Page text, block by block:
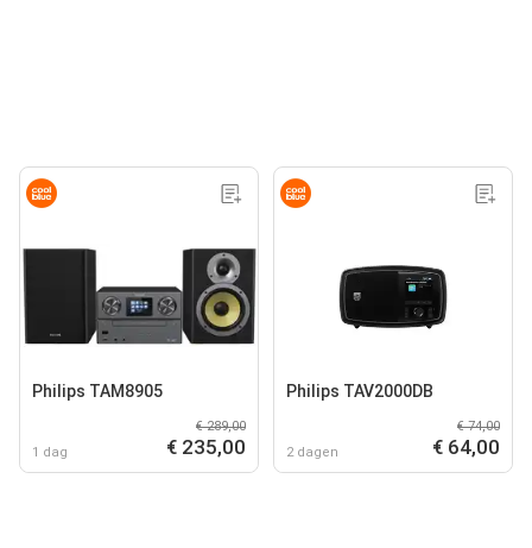
Philips TAM8905
1 dag
€ 289,00
€ 235,00
Philips TAV2000DB
2 dagen
€ 74,00
€ 64,00